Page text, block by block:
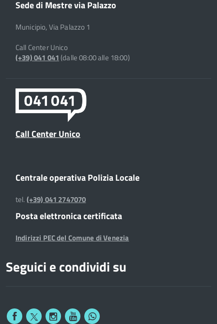
Sede di Mestre via Palazzo
Municipio, Via Palazzo 1
Call Center Unico
(+39) 041 041(dalle 08:00 alle 18:00)
Call Center Unico
Centrale operativa Polizia Locale
tel.(+39) 041 2747070
Posta elettronica certificata
Indirizzi PEC del Comune di Venezia
Seguici e condividi su